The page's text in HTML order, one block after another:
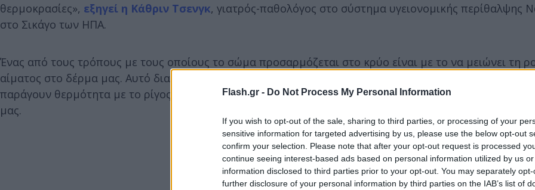
Flash.gr - Do Not Process My Personal Information
If you wish to opt-out of the sale, sharing to third parties, or processing of your
sensitive information for targeted advertising by us, please use the below opt-out
confirm your selection. Please note that after your opt-out request is processed
continue seeing interest-based ads based on personal information utilized by us
information disclosed to third parties prior to your opt-out. You may separately
further disclosure of your personal information by third parties on the IAB’s list of
θερμοκρασίες», εξηγεί η Κάθριν Τσενγκ, γιατρός-παθολόγος στο σύστημα υγειονομικής περίθαλψης
στο Σικάγο των ΗΠΑ.
Ένας από τους τρόπους με τους οποίους το σώμα προσαρμόζεται στο κρύο είναι με το να μειώνει τη
αίματος στο δέρμα μας. Αυτό διατηρεί ζεστό το εσωτερικό του σώματός μας. Οι μύες μας μπορούν
παράγουν θερμότητα με το ρίγος και ο θυρεοειδής αδένας απελευθερώνει ορμόνες για να αυξήσει το
μας.